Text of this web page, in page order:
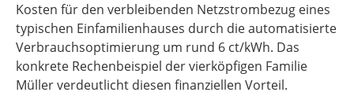
Kosten für den verbleibenden Netzstrombezug eines
typischen Einfamilienhauses durch die automatisierte
Verbrauchsoptimierung um rund 6 ct/kWh. Das
konkrete Rechenbeispiel der vierköpfigen Familie
Müller verdeutlicht diesen finanziellen Vorteil.